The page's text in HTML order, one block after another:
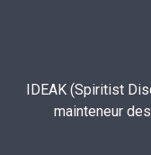
IDEAK (Spiritist
mainteneur